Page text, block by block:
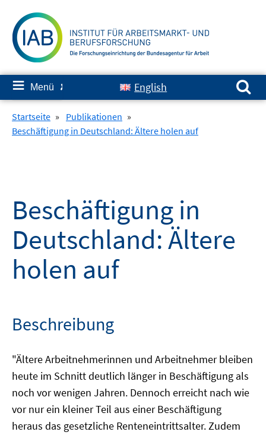
zum
Inhalt
≡ Menü ✘ English
Suchen nach:
Startseite » Publikationen »
Beschäftigung in Deutschland: Ältere holen auf
Beschäftigung in
Deutschland: Ältere
holen auf
Beschreibung
"Ältere Arbeitnehmerinnen und Arbeitnehmer bleiben
heute im Schnitt deutlich länger in Beschäftigung als
noch vor wenigen Jahren. Dennoch erreicht nach wie
vor nur ein kleiner Teil aus einer Beschäftigung
heraus das gesetzliche Renteneintrittsalter. Zudem